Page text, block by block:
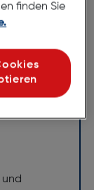
finden Sie